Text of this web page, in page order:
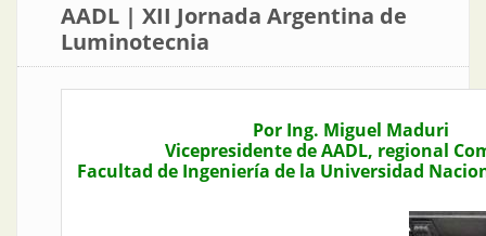
AADL | XII Jornada Argentina de
Luminotecnia
Por Ing. Miguel Maduri
Vicepresidente de AADL, regional
Facultad de Ingeniería de la Universidad